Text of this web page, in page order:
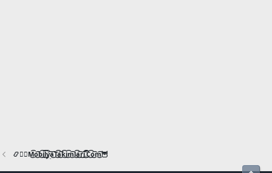
📿🧙‍♂️M͜͡o͜͡b͜͡i͜͡l͜͡y͜͡a͜͡T͜͡a͜͡k͜͡i͜͡m͜͡l͜͡a͜͡r͜͡i͜͡.͜͡C͜͡o͜͡m͜͡🦉